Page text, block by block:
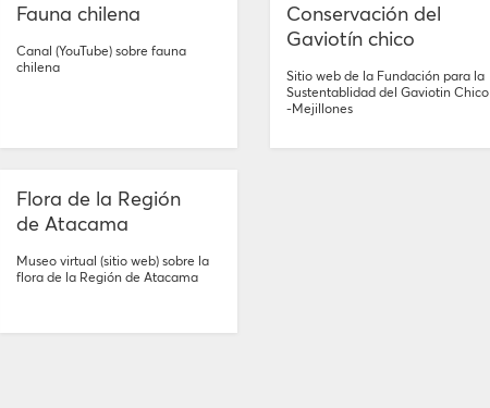
Fauna chilena
Canal (YouTube) sobre fauna
chilena
Conservación del
Gaviotín chico
Sitio web de la Fundación para la
Sustentablidad del Gaviotin Chico
-Mejillones
Flora de la Región
de Atacama
Museo virtual (sitio web) sobre la
flora de la Región de Atacama